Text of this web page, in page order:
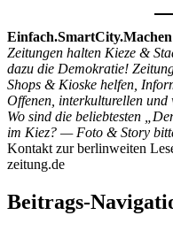
Zeitungen halten Kieze &
dazu die Demokratie!
Shops & Kioske helfen,
Offenen, interkulturellen und
Wo sind die beliebtesten
im Kiez? — Foto & Story
Kontakt zur berlinweiten
zeitung.de
Beitrags-